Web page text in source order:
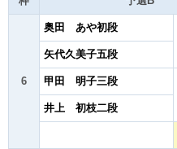
6
奥田 あや初段
矢代久美子五段
甲田 明子三段
井上 初枝二段